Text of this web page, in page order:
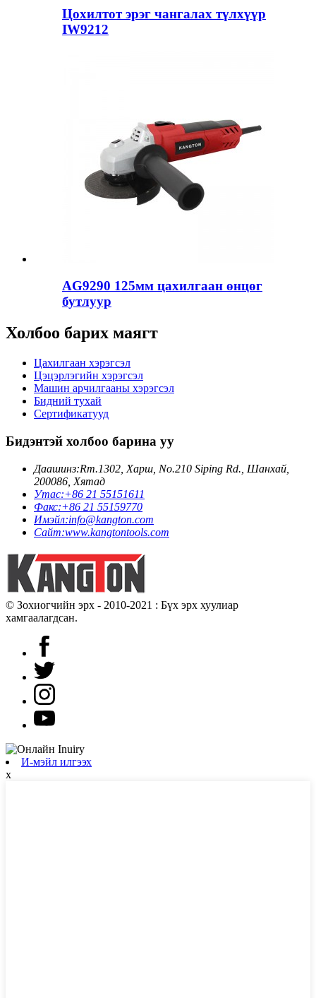
Цохилтот эрэг чангалах түлхүүр
IW9212
AG9290 125мм цахилгаан өнцөг
бутлуур
Холбоо барих маягт
Цахилгаан хэрэгсэл
Цэцэрлэгийн хэрэгсэл
Машин арчилгааны хэрэгсэл
Бидний тухай
Сертификатууд
Бидэнтэй холбоо барина уу
Даашинз:Rm.1302, Харш, No.210 Siping Rd., Шанхай,
200086, Хятад
Утас:+86 21 55151611
Факс:+86 21 55159770
Имэйл:info@kangton.com
Сайт:www.kangtontools.com
© Зохиогчийн эрх - 2010-2021 : Бүх эрх хуулиар
хамгаалагдсан.
И-мэйл илгээх
x